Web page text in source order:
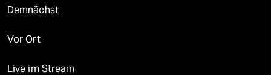
Demnächst
Vor Ort
Live im Stream